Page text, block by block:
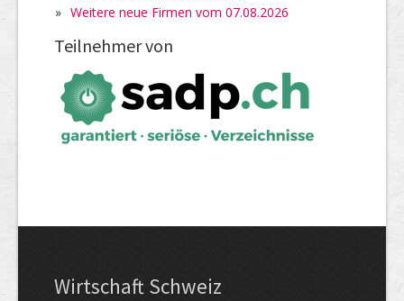
» Weitere neue Firmen vom 07.08.2026
Teilnehmer von
Wirtschaft Schweiz